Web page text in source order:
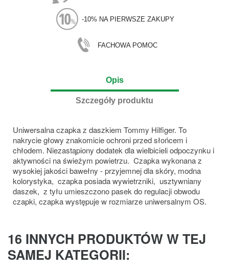
-10% NA PIERWSZE ZAKUPY
FACHOWA POMOC
Opis
Szczegóły produktu
Uniwersalna czapka z daszkiem Tommy Hilfiger. To
nakrycie głowy znakomicie ochroni przed słońcem i
chłodem. Niezastąpiony dodatek dla wielbicieli odpoczynku i
aktywności na świeżym powietrzu. Czapka wykonana z
wysokiej jakości bawełny - przyjemnej dla skóry, modna
kolorystyka, czapka posiada wywietrzniki, usztywniany
daszek, z tyłu umieszczono pasek do regulacji obwodu
czapki, czapka występuje w rozmiarze uniwersalnym OS.
16 INNYCH PRODUKTÓW W TEJ
SAMEJ KATEGORII: